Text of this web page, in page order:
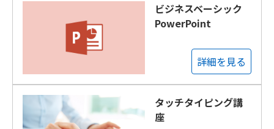
ビジネスベーシック
PowerPoint
詳細を見る
タッチタイピング講
座